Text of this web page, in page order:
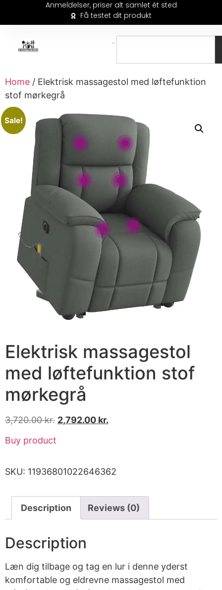
Anmeldelser, priser alt samlet ét sted
Få testet dit produkt
Home / Elektrisk massagestol med løftefunktion
stof mørkegrå
Sale!
Elektrisk massagestol
med løftefunktion stof
mørkegrå
3,720.00kr. 2,792.00 kr.
Buy product
SKU: 11936801022646362
Description Reviews (0)
Description
Læn dig tilbage og tag en lur i denne yderst
komfortable og eldrevne massagestol med